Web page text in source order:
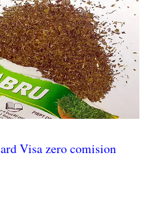
Visa zero comision